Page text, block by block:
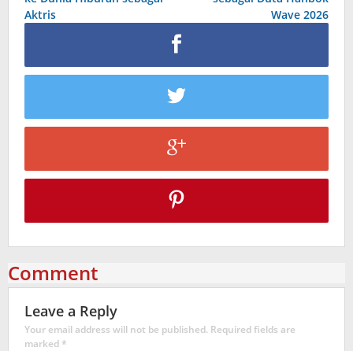
Aktris
Wave 2026
Comment
Leave a Reply
Your email address will not be published. Required fields are
marked*